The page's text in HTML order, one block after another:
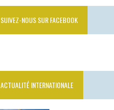
SUIVEZ-NOUS SUR FACEBOOK
ACTUALITÉ INTERNATIONALE